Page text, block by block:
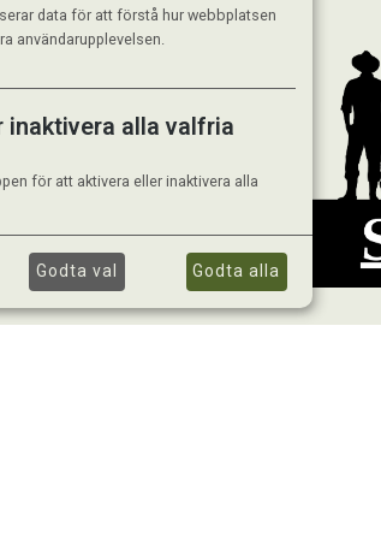
data för att förstå hur webbplatsen
användarupplevelsen.
inaktivera alla valfria
för att aktivera eller inaktivera alla
Godta val Godta alla